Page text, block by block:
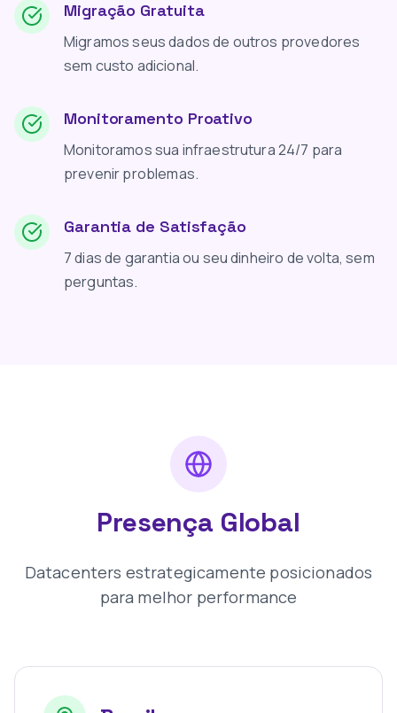
Migração Gratuita
Migramos seus dados de outros provedores
sem custo adicional.
Monitoramento Proativo
Monitoramos sua infraestrutura 24/7 para
prevenir problemas.
Garantia de Satisfação
7 dias de garantia ou seu dinheiro de volta, sem
perguntas.
Presença Global
Datacenters estrategicamente posicionados
para melhor performance